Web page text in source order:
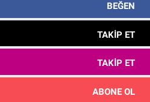
BEĞEN
TAKIP ET
TAKIP ET
ABONE OL